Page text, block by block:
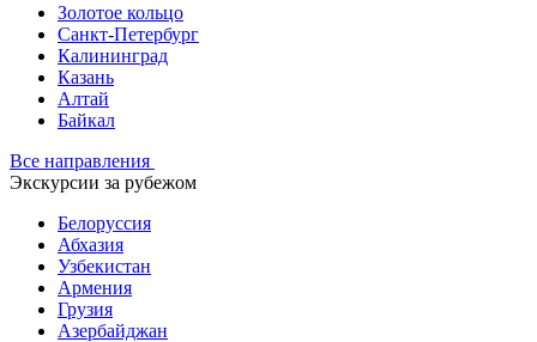
Золотое кольцо
Санкт-Петербург
Калининград
Казань
Алтай
Байкал
Все направления
Экскурсии за рубежом
Белоруссия
Абхазия
Узбекистан
Армения
Грузия
Азербайджан